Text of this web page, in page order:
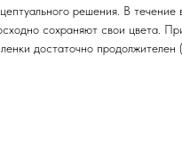
решения. В течение
сохраняют свои цвета.
достаточно продолжителен